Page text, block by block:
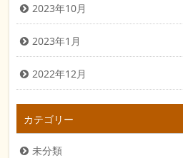
2023年10月
2023年1月
2022年12月
カテゴリー
未分類